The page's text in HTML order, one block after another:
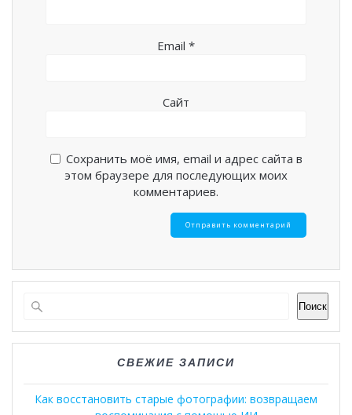
Email *
Сайт
Сохранить моё имя, email и адрес сайта в
этом браузере для последующих моих
комментариев.
Поиск
СВЕЖИЕ ЗАПИСИ
Как восстановить старые фотографии: возвращаем